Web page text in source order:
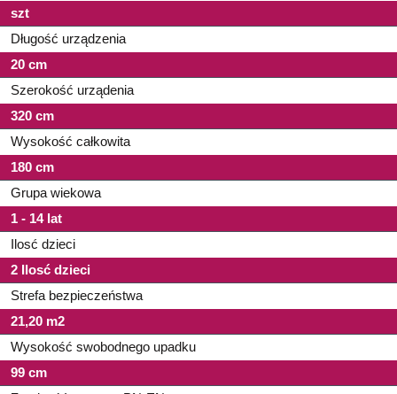
szt
Długość urządzenia
20 cm
Szerokość urządenia
320 cm
Wysokość całkowita
180 cm
Grupa wiekowa
1 - 14 lat
Ilosć dzieci
2 Ilosć dzieci
Strefa bezpieczeństwa
21,20 m2
Wysokość swobodnego upadku
99 cm